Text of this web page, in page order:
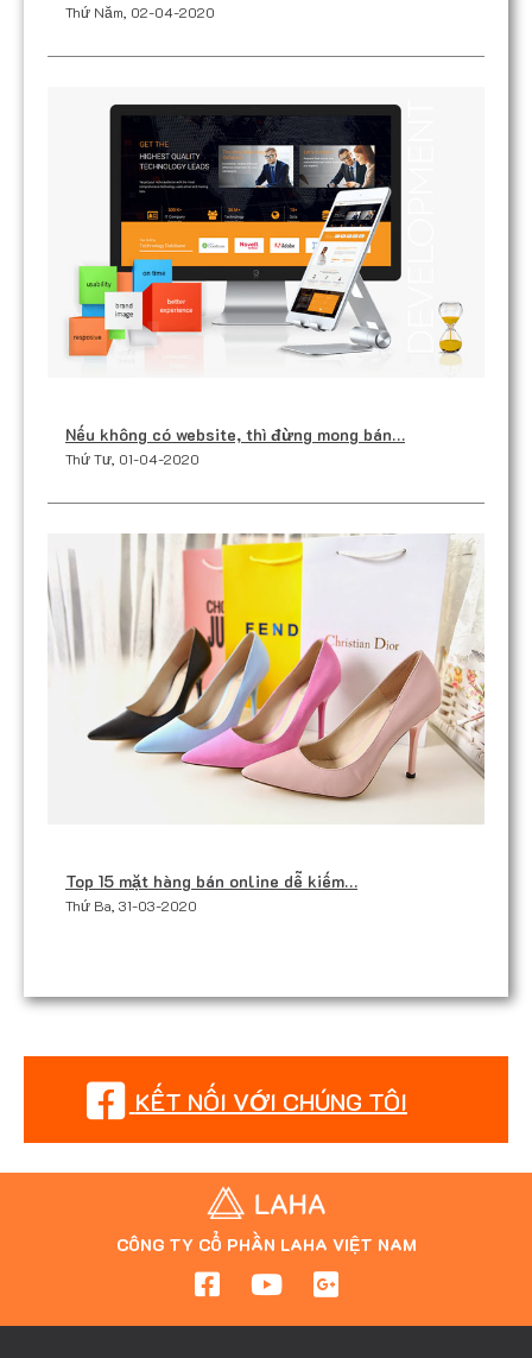
Thứ Năm, 02-04-2020
Nếu không có website, thì đừng mong bán…
Thứ Tư, 01-04-2020
Top 15 mặt hàng bán online dễ kiếm…
Thứ Ba, 31-03-2020
KẾT NỐI VỚI CHÚNG TÔI
CÔNG TY CỔ PHẦN LAHA VIỆT NAM